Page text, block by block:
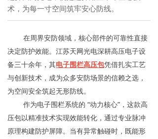
术，为每一寸空间筑牢安心防线。
在周界安防领域，核心部件的可靠性直接
决定防护效能。江苏天网光电深耕高压电子设
备三十余年，其电子围栏高压包凭借扎实工艺
与创新技术，成为众多安防场景的信赖之选，
为空间安全筑起无形防线。
作为电子围栏系统的 “动力核心”，这款高
压包以精准技术实现效能转化，通过专业脉冲
原理构建防护屏障。当有异常触碰时，既能形